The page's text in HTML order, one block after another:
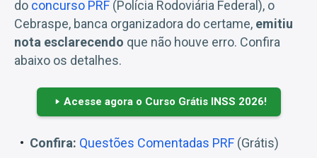
do concurso PRF (Polícia Rodoviária Federal), o
Cebraspe, banca organizadora do certame, emitiu
nota esclarecendo que não houve erro. Confira
abaixo os detalhes.
Acesse agora o Curso Grátis INSS 2026!
Confira: Questões Comentadas PRF (Grátis)